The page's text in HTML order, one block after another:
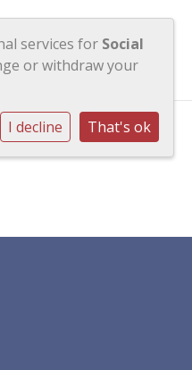
services for Social
or withdraw your
I decline That's ok